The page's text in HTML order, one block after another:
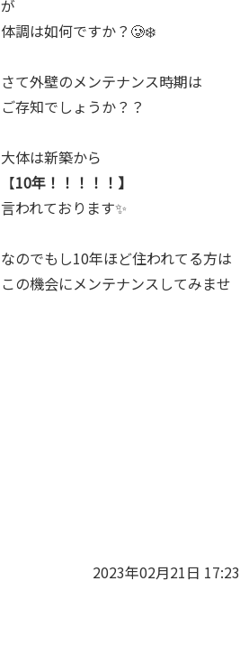
が
体調は如何ですか？🥲❄️
さて外壁のメンテナンス時期は
ご存知でしょうか？？
大体は新築から
【10年！！！！！】
言われております✨
なのでもし10年ほど住われてる方は
この機会にメンテナンスしてみませ
2023年02月21日 17:23